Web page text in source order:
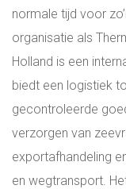
normale tijd voor
organisatie als
Holland is een
biedt een logistiek
gecontroleerde
verzorgen van
exportafhandeling
en wegtransport.